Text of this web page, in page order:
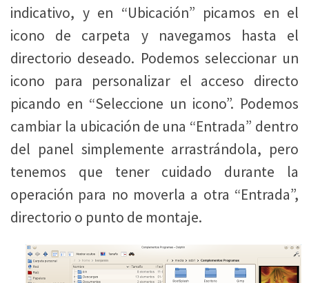
indicativo, y en “Ubicación” picamos en el
icono de carpeta y navegamos hasta el
directorio deseado. Podemos seleccionar un
icono para personalizar el acceso directo
picando en “Seleccione un icono”. Podemos
cambiar la ubicación de una “Entrada” dentro
del panel simplemente arrastrándola, pero
tenemos que tener cuidado durante la
operación para no moverla a otra “Entrada”,
directorio o punto de montaje.